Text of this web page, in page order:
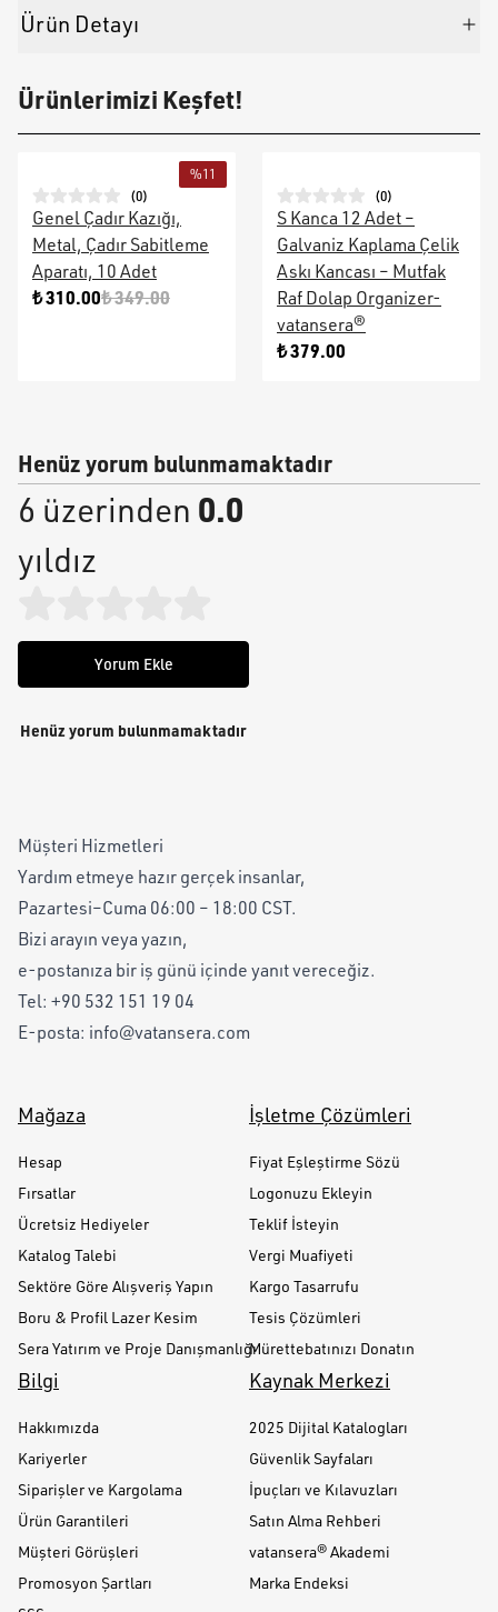
Ürün Detayı
Ürünlerimizi Keşfet!
%11
(0)
Genel Çadır Kazığı,
Metal, Çadır Sabitleme
Aparatı, 10 Adet
₺ 310.00₺ 349.00
(0)
S Kanca 12 Adet –
Galvaniz Kaplama Çelik
Askı Kancası – Mutfak
Raf Dolap Organizer-
vatansera®
₺ 379.00
Henüz yorum bulunmamaktadır
6 üzerinden 0.0
yıldız
Yorum Ekle
Henüz yorum bulunmamaktadır
Müşteri Hizmetleri
Yardım etmeye hazır gerçek insanlar,
Pazartesi–Cuma 06:00 – 18:00 CST.
Bizi arayın veya yazın,
e-postanıza bir iş günü içinde yanıt vereceğiz.
Tel: +90 532 151 19 04
E-posta: info@vatansera.com
Mağaza
Hesap
Fırsatlar
Ücretsiz Hediyeler
Katalog Talebi
Sektöre Göre Alışveriş Yapın
Boru & Profil Lazer Kesim
Sera Yatırım ve Proje Danışmanlığı
İşletme Çözümleri
Fiyat Eşleştirme Sözü
Logonuzu Ekleyin
Teklif İsteyin
Vergi Muafiyeti
Kargo Tasarrufu
Tesis Çözümleri
Mürettebatınızı Donatın
Bilgi
Hakkımızda
Kariyerler
Siparişler ve Kargolama
Ürün Garantileri
Müşteri Görüşleri
Promosyon Şartları
Kaynak Merkezi
2025 Dijital Katalogları
Güvenlik Sayfaları
İpuçları ve Kılavuzları
Satın Alma Rehberi
vatansera® Akademi
Marka Endeksi